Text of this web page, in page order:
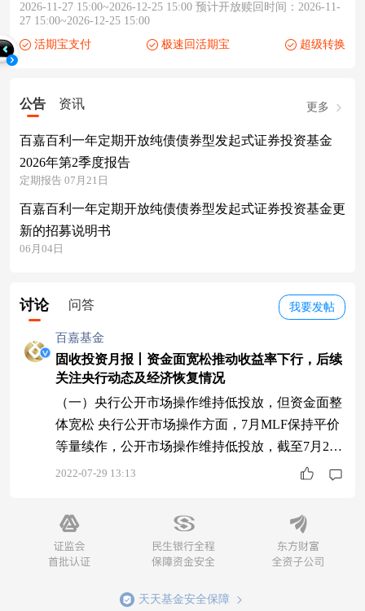
2026-11-27 15:00~2026-12-25 15:00 预计开放赎回时间：2026-11-
27 15:00~2026-12-25 15:00
活期宝支付
极速回活期宝 超级转换
公告 资讯 更多
百嘉百利一年定期开放纯债债券型发起式证券投资基金
2026年第2季度报告
定期报告 07月21日
百嘉百利一年定期开放纯债债券型发起式证券投资基金更
新的招募说明书
06月04日
我要发帖
讨论 问答
百嘉基金
固收投资月报丨资金面宽松推动收益率下行，后续
关注央行动态及经济恢复情况
（一）央行公开市场操作维持低投放，但资金面整
体宽松 央行公开市场操作方面，7月MLF保持平价
等量续作，公开市场操作维持低投放，截至7月28
日，7月央行净投放-4,330亿元，主要为月初回笼6
开市场操作（亿元） 来源：中国人民银行 资金面
整体宽松，7月1日至28日隔夜回购加权利率平均值
约1.29%，7天加权利率平均值约1.66%，受跨季影
2022-07-29 13:13
天天基金安全保障